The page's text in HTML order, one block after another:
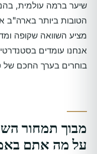
שיער ברמה עולמית,
הטובות ביותר בארה"ב
מציע השוואה שקופה
אנחנו עומדים
בוחרים בערך החכם של
מבוך תמחור
על מה אתם